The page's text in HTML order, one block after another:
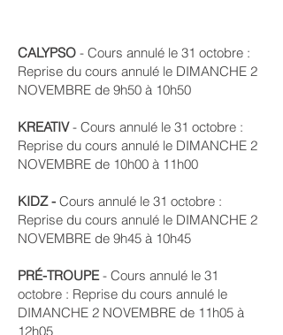
CALYPSO - Cours annulé le 31 octobre :
Reprise du cours annulé le DIMANCHE 2
NOVEMBRE de 9h50 à 10h50
KREATIV- Cours annulé le 31 octobre :
Reprise du cours annulé le DIMANCHE 2
NOVEMBRE de 10h00 à 11h00
KIDZ - Cours annulé le 31 octobre :
Reprise du cours annulé le DIMANCHE 2
NOVEMBRE de 9h45 à 10h45
PRÉ-TROUPE- Cours annulé le 31
octobre : Reprise du cours annulé le
DIMANCHE 2 NOVEMBRE de 11h05 à
12h05